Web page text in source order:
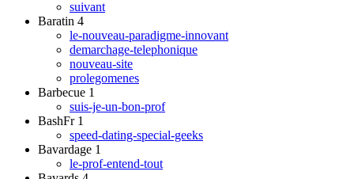
suivant
Baratin 4
le-nouveau-paradigme-innovant
demarchage-telephonique
nouveau-site
prolegomenes
Barbecue 1
suis-je-un-bon-prof
BashFr 1
speed-dating-special-geeks
Bavardage 1
le-prof-entend-tout